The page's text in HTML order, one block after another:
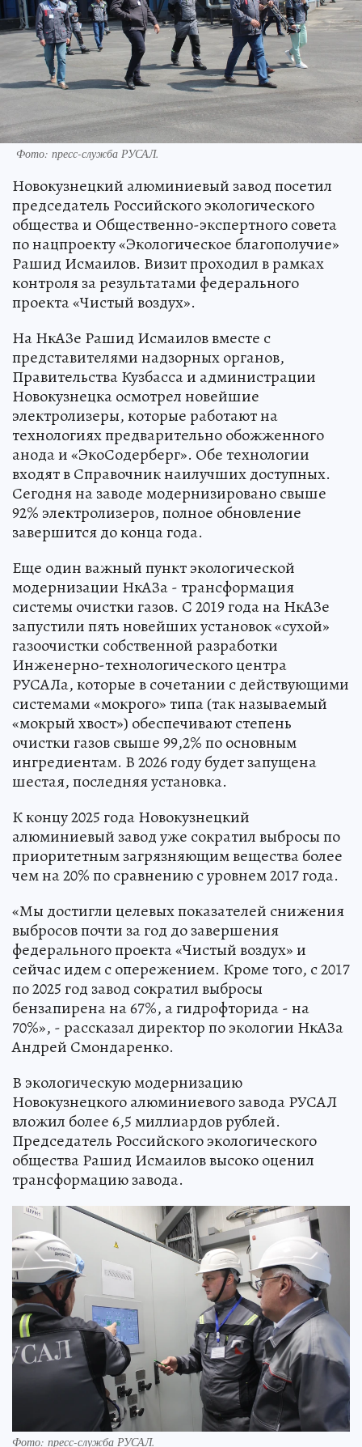
Фото: пресс-служба РУСАЛ.
Новокузнецкий алюминиевый завод посетил
председатель Российского экологического
общества и Общественно-экспертного совета
по нацпроекту «Экологическое благополучие»
Рашид Исмаилов. Визит проходил в рамках
контроля за результатами федерального
проекта «Чистый воздух».
На НкАЗе Рашид Исмаилов вместе с
представителями надзорных органов,
Правительства Кузбасса и администрации
Новокузнецка осмотрел новейшие
электролизеры, которые работают на
технологиях предварительно обожженного
анода и «ЭкоСодерберг». Обе технологии
входят в Справочник наилучших доступных.
Сегодня на заводе модернизировано свыше
92% электролизеров, полное обновление
завершится до конца года.
Еще один важный пункт экологической
модернизации НкАЗа - трансформация
системы очистки газов. С 2019 года на НкАЗе
запустили пять новейших установок «сухой»
газоочистки собственной разработки
Инженерно-технологического центра
РУСАЛа, которые в сочетании с действующими
системами «мокрого» типа (так называемый
«мокрый хвост») обеспечивают степень
очистки газов свыше 99,2% по основным
ингредиентам. В 2026 году будет запущена
шестая, последняя установка.
К концу 2025 года Новокузнецкий
алюминиевый завод уже сократил выбросы по
приоритетным загрязняющим вещества более
чем на 20% по сравнению с уровнем 2017 года.
«Мы достигли целевых показателей снижения
выбросов почти за год до завершения
федерального проекта «Чистый воздух» и
сейчас идем с опережением. Кроме того, с 2017
по 2025 год завод сократил выбросы
бензапирена на 67%, а гидрофторида - на
70%», - рассказал директор по экологии НкАЗа
Андрей Смондаренко.
В экологическую модернизацию
Новокузнецкого алюминиевого завода РУСАЛ
вложил более 6,5 миллиардов рублей.
Председатель Российского экологического
общества Рашид Исмаилов высоко оценил
трансформацию завода.
Фото: пресс-служба РУСАЛ.